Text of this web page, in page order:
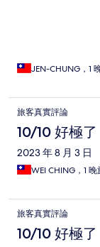
JEN-CHUNG，1
旅客真實評論
10/10 好極了
2023 年 8 月 3 日
WEI CHING，1 晚
旅客真實評論
10/10 好極了